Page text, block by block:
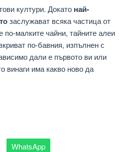
култури. Докато най-
заслужават всяка частица от
по-малките чайни, тайните алеи
по-бавния, изпълнен с
дали е първото ви или
винаги има какво ново да
WhatsApp